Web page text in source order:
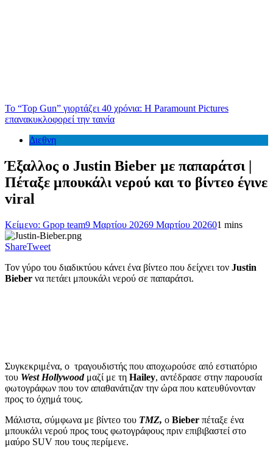
Το “Top Gun” γιορτάζει 40 χρόνια: Η Paramount Pictures
επανακυκλοφορεί την ταινία
Διεθνη
Έξαλλος o Justin Bieber με παπαράτσι |
Πέταξε μπουκάλι νερού και το βίντεο έγινε
viral
Κείμενο: Gpop team9 Μαρτίου 20269 Μαρτίου 202601 mins
ShareTweet
Τον γύρο του διαδικτύου κάνει ένα βίντεο που δείχνει τον Justin
Bieber να πετάει μπουκάλι νερού σε παπαράτσι.
Συγκεκριμένα, ο τραγουδιστής που αποχωρούσε από εστιατόριο
του West Hollywoodμαζί με τη Hailey, αντέδρασε στην παρουσία
φωτογράφων που τον απαθανάτιζαν την ώρα που κατευθύνονταν
προς το όχημά τους.
Μάλιστα, σύμφωνα με βίντεο του TMZ, ο Bieber πέταξε ένα
μπουκάλι νερού προς τους φωτογράφους πριν επιβιβαστεί στο
μαύρο SUV που τους περίμενε.